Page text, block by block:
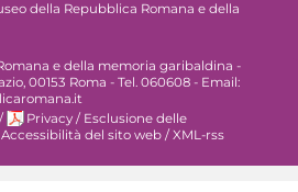
della Repubblica Romana e della
e della memoria garibaldina -
00153 Roma - Tel. 060608 - Email:
/ Privacy / Esclusione delle
Accessibilità del sito web / XML-rss